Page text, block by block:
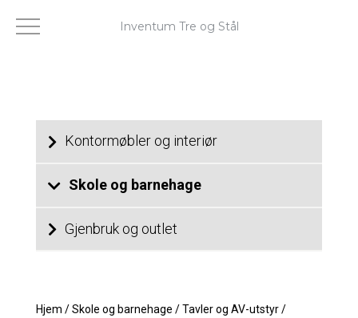
Kontormøbler og interiør
Skole og barnehage
Gjenbruk og outlet
Hjem / Skole og barnehage / Tavler og AV-utstyr /
Inventum Tre og Stål